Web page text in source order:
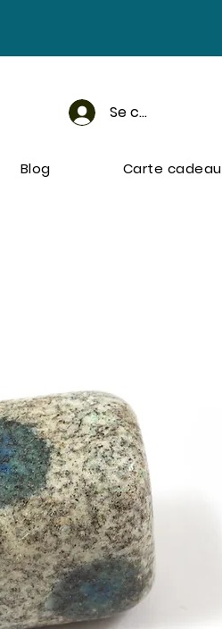
Se connecter
Blog Carte cadeau